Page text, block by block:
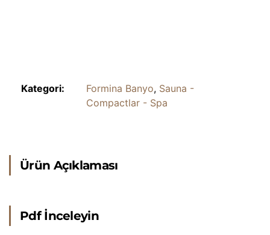
Kategori: Formina Banyo, Sauna -
Compactlar - Spa
Ürün Açıklaması
Pdf İnceleyin